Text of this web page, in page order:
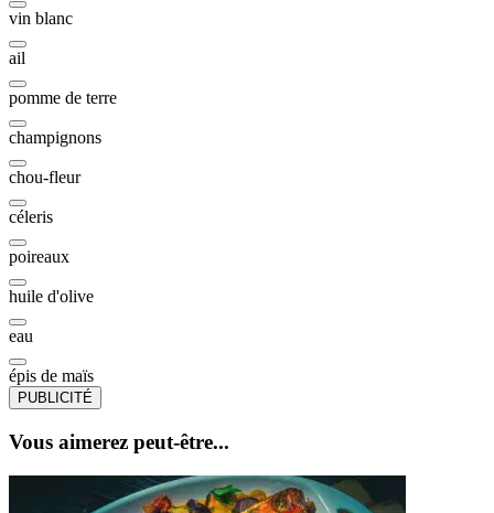
vin blanc
ail
pomme de terre
champignons
chou-fleur
céleris
poireaux
huile d'olive
eau
épis de maïs
PUBLICITÉ
Vous aimerez peut-être...